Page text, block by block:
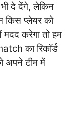
दे देंगे, लेकिन
किस प्लेयर को
मदद करेगा तो हम
का रिकॉर्ड
अपने टीम में